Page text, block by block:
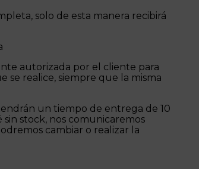
solo de esta manera recibirá
autorizada por el cliente para
se realice, siempre que la misma
un tiempo de entrega de 10
stock, nos comunicaremos
cambiar o realizar la